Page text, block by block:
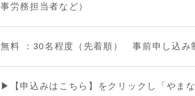
事労務担当者など）
無料 ：30名程度（先着順） 事前申し込み
▶【申込みはこちら】をクリックし「やま